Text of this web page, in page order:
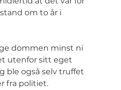
om to år i
dommen minst ni
utenfor sitt eget
ble også selv truffet
fra politiet.